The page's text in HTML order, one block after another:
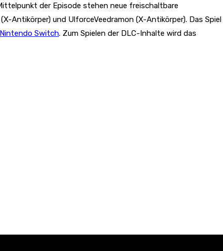
der Episode stehen neue freischaltbare
Antikörper) und UlforceVeedramon (X-Antikörper). Das Spiel
Nintendo Switch. Zum Spielen der DLC-Inhalte wird das